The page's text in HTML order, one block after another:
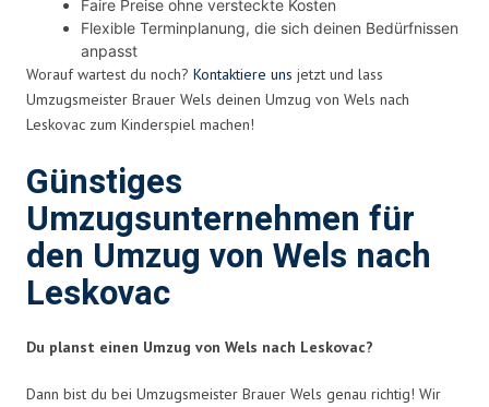
Faire Preise ohne versteckte Kosten
Flexible Terminplanung, die sich deinen Bedürfnissen
anpasst
Worauf wartest du noch? Kontaktiere uns jetzt und lass
Umzugsmeister Brauer Wels deinen Umzug von Wels nach
Leskovac zum Kinderspiel machen!
Günstiges
Umzugsunternehmen für
den Umzug von Wels nach
Leskovac
Du planst einen Umzug von Wels nach Leskovac?
Dann bist du bei Umzugsmeister Brauer Wels genau richtig! Wir